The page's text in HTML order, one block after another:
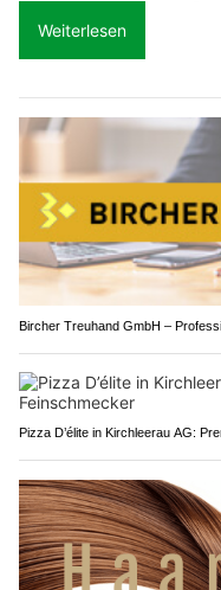
Weiterlesen
Bircher Treuhand GmbH –
Pizza D’élite in Kirchleerau AG: